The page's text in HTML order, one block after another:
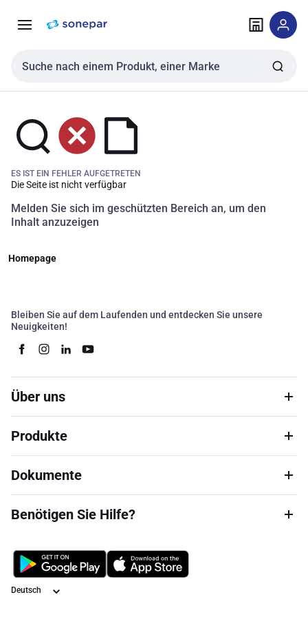
NavigationInhalt
Sucheingabe
ES IST EIN FEHLER AUFGETRETEN
Die Seite ist nicht verfügbar
Melden Sie sich im geschützten Bereich an, um den
Inhalt anzuzeigen
Homepage
Bleiben Sie auf dem Laufenden und entdecken Sie unsere
Neuigkeiten!
Über uns
Produkte
Dokumente
Benötigen Sie Hilfe?
Sprache